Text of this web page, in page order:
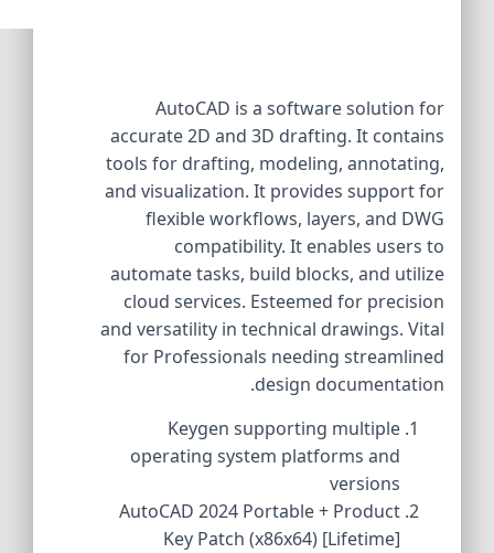
AutoCAD is a software solution for
accurate 2D and 3D drafting. It contains
tools for drafting, modeling, annotating,
and visualization. It provides support for
flexible workflows, layers, and DWG
compatibility. It enables users to
automate tasks, build blocks, and utilize
cloud services. Esteemed for precision
and versatility in technical drawings. Vital
for Professionals needing streamlined
design documentation.
Keygen supporting multiple
operating system platforms and
versions
AutoCAD 2024 Portable + Product
Key Patch (x86x64) [Lifetime]